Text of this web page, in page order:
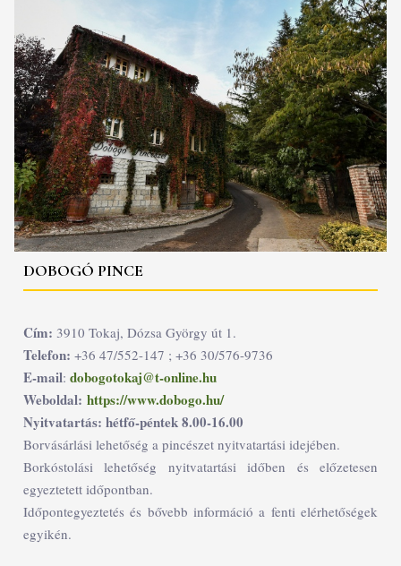
DOBOGÓ PINCE
Cím: 3910 Tokaj, Dózsa György út 1.
Telefon: +36 47/552-147 ; +36 30/576-9736
E-mail: dobogotokaj@t-online.hu
Weboldal: https://www.dobogo.hu/
Nyitvatartás: hétfő-péntek 8.00-16.00
Borvásárlási lehetőség a pincészet nyitvatartási idejében.
Borkóstolási lehetőség nyitvatartási időben és előzetesen
egyeztetett időpontban.
Időpontegyeztetés és bővebb információ a fenti elérhetőségek
egyikén.